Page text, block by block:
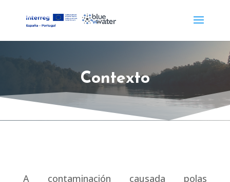
Contexto
A contaminación causada polas